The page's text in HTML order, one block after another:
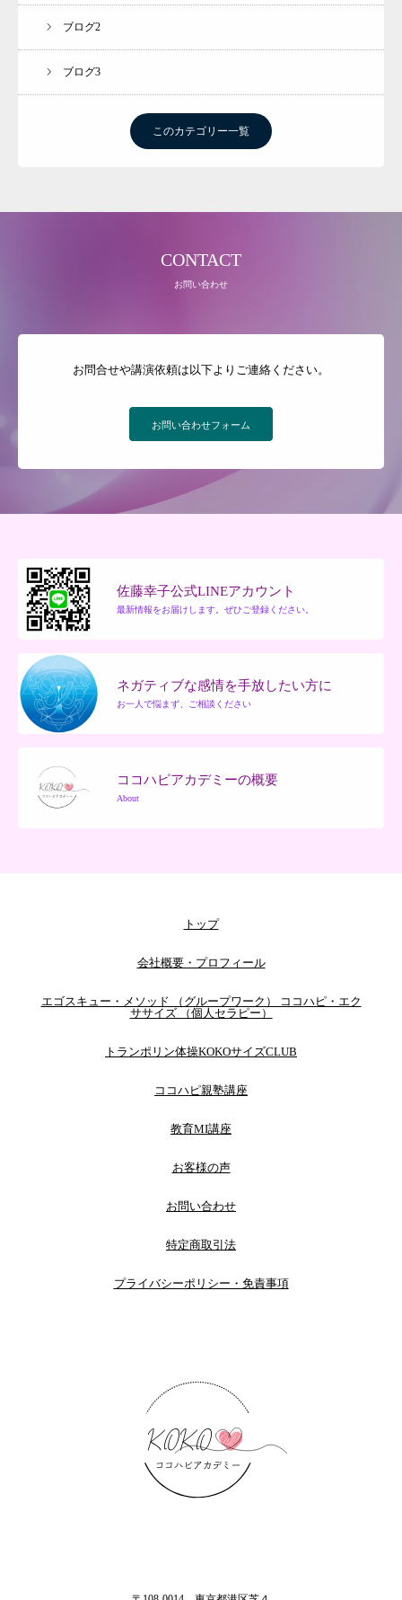
ブログ2
ブログ3
このカテゴリー一覧
CONTACT
お問い合わせ
お問合せや講演依頼は以下よりご連絡ください。
お問い合わせフォーム
佐藤幸子公式LINEアカウント
最新情報をお届けします。ぜひご登録ください。
ネガティブな感情を手放したい方に
お一人で悩まず、ご相談ください
ココハピアカデミーの概要
About
トップ
会社概要・プロフィール
エゴスキュー・メソッド （グループワーク） ココハピ・エク
ササイズ （個人セラピー）
トランポリン体操KOKOサイズCLUB
ココハピ親塾講座
教育MI講座
お客様の声
お問い合わせ
特定商取引法
プライバシーポリシー・免責事項
教育MI講座
お客様の声